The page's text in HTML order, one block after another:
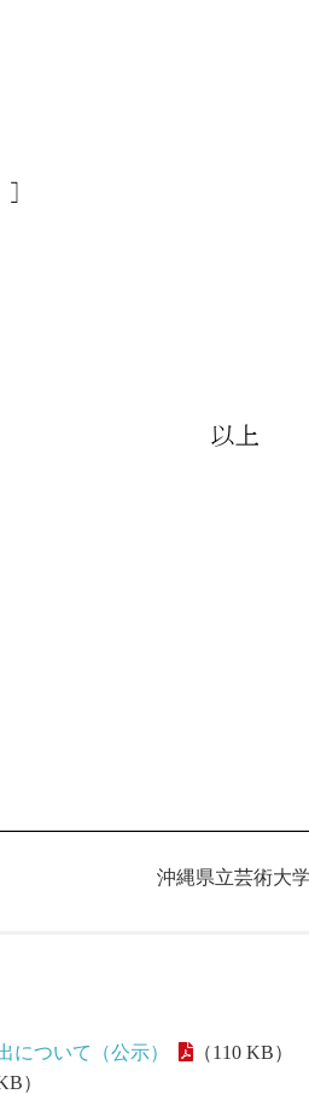
沖縄県立芸術大
ついて（公示）
（110 KB）
）